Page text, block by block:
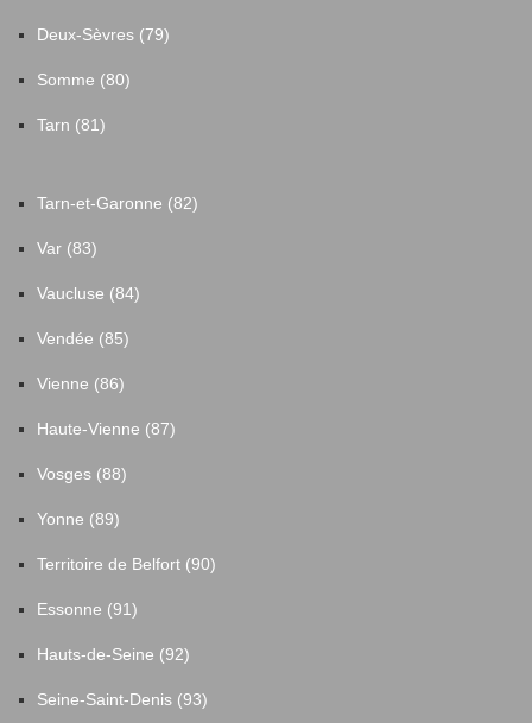
Deux-Sèvres (79)
Somme (80)
Tarn (81)
Tarn-et-Garonne (82)
Var (83)
Vaucluse (84)
Vendée (85)
Vienne (86)
Haute-Vienne (87)
Vosges (88)
Yonne (89)
Territoire de Belfort (90)
Essonne (91)
Hauts-de-Seine (92)
Seine-Saint-Denis (93)